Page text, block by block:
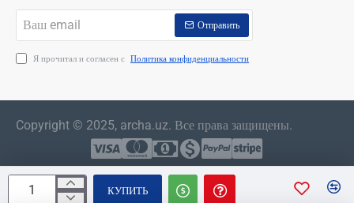
КУПИТЬ
email
Отправить
Я прочитал и согласен с Политика конфиденциальности
Copyright © 2025, archa.uz. Все права защищены.